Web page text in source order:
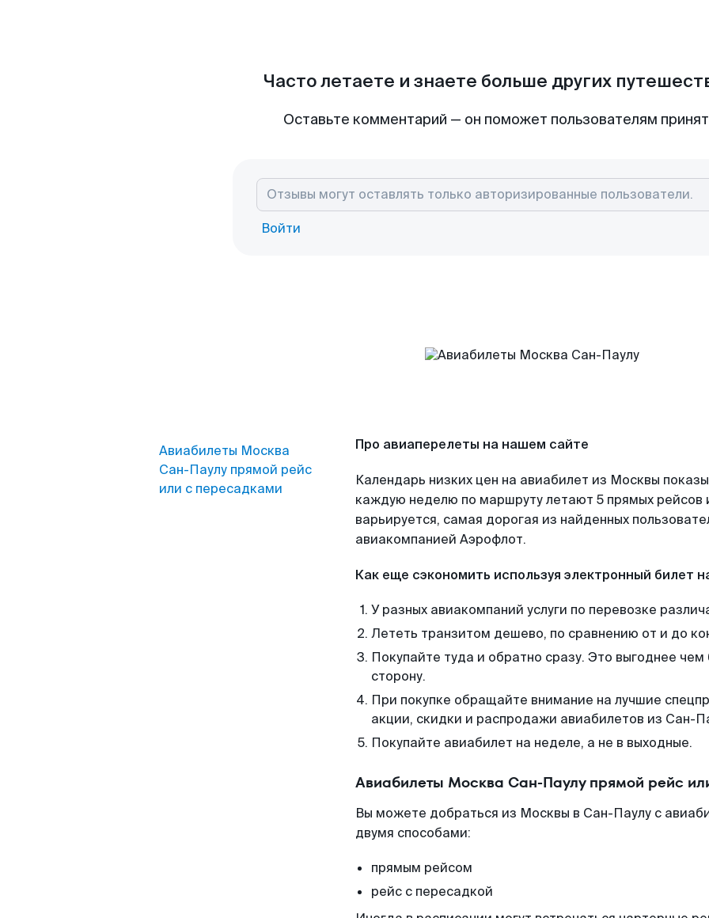
Часто летаете и знаете больше других
Оставьте комментарий — он поможет пользователям
Войти
Авиабилеты Москва
Сан-Паулу прямой рейс
или с пересадками
Про авиаперелеты на нашем сайте
Календарь низких цен на авиабилет из Москвы
каждую неделю по маршруту летают 5 прямых рейсов
варьируется, самая дорогая из найденных
авиакомпанией Аэрофлот.
Как еще сэкономить используя электронный билет
У разных авиакомпаний услуги по перевозке
Лететь транзитом дешево, по сравнению от и до
Покупайте туда и обратно сразу. Это выгоднее
сторону.
При покупке обращайте внимание на лучшие
акции, скидки и распродажи авиабилетов из Сан-
Покупайте авиабилет на неделе, а не в выходные.
Авиабилеты Москва Сан-Паулу прямой рейс
Вы можете добраться из Москвы в Сан-Паулу с
двумя способами:
прямым рейсом
рейс с пересадкой